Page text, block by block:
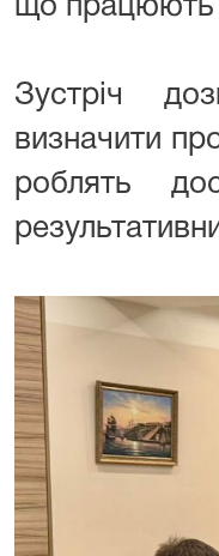
що працюють
Зустріч
визначити
роблять